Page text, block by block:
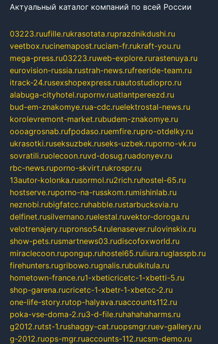
Актуальный каталог компаний по всей России
03223.ruufille.rukrasotata.ruprazdnikdushi.ru
veetbox.rucinemapost.ruciam-fr.rukraft-you.ru
mega-press.ru03223.ruweb-explore.rurastenuya.ru
eurovision-russia.rustrah-news.rufreeride-team.ru
itrack-24.rusexshopexpress.ruautostudiopro.ru
alabuga-cityhotel.rupornv.ruatlantpereezd.ru
bud-em-znakomye.rua-cdc.ruelektrostal-news.ru
korolevremont-market.rubudem-znakomye.ru
oooagrosnab.rufpodaso.ruemfire.rupro-otdelky.ru
ukrasotki.ruseksuzbek.ruseks-uzbek.ruporno-vk.ru
sovratili.ruolecoon.ruvd-dosug.ruadonyev.ru
rbc-news.ruporno-skvirt.rukrospr.ru
13autor-kolonka.rusormol.ru2rich.ruhostel-65.ru
hostserve.ruporno-na-russkom.rumishinlab.ru
neznobi.rubigfatcc.ruhabble.rustarbucksvia.ru
delfinet.rusilvernano.ruelestal.ruvektor-doroga.ru
velotrenajery.rupronso54.rulenasever.rulovinskix.ru
show-pets.rusmartnews03.rudiscofoxworld.ru
miraclecoon.rupongup.ruhostel65.ruliura.ruglasspb.ru
firehunters.rugribowo.rugnalis.rubulkitula.ru
hometown-france.ru1-xbeticricetc-1-xbetti-5.ru
shop-garena.rucricetc-1-xbetr-1-xbetcc-2.ru
one-life-story.rutop-halyava.ruaccounts112.ru
poka-vse-doma-2.ru3-d-file.ruhahahaharms.ru
g2012.rutst-1.rushaggy-cat.ruopsmgr.ruev-gallery.ru
g-2012.ruops-mgr.ruaccounts-112.rucsm-demo.ru